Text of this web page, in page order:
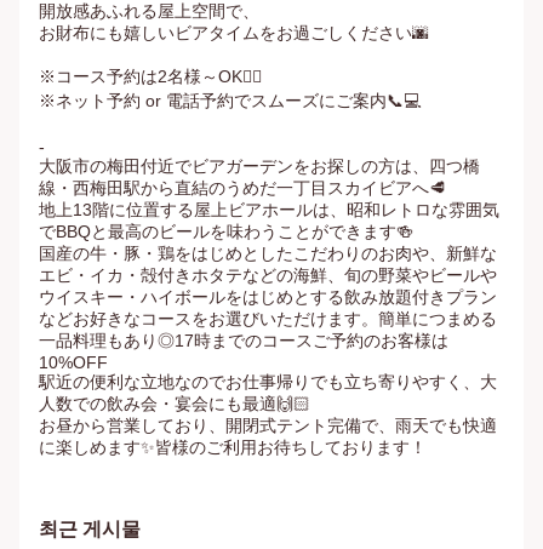
開放感あふれる屋上空間で、
お財布にも嬉しいビアタイムをお過ごしください🌆
※コース予約は2名様～OK🙆‍♀️
※ネット予約 or 電話予約でスムーズにご案内📞💻
-
大阪市の梅田付近でビアガーデンをお探しの方は、四つ橋
線・西梅田駅から直結のうめだ一丁目スカイビアへ🥩
地上13階に位置する屋上ビアホールは、昭和レトロな雰囲気
でBBQと最高のビールを味わうことができます🍻
国産の牛・豚・鶏をはじめとしたこだわりのお肉や、新鮮な
エビ・イカ・殻付きホタテなどの海鮮、旬の野菜やビールや
ウイスキー・ハイボールをはじめとする飲み放題付きプラン
などお好きなコースをお選びいただけます。簡単につまめる
一品料理もあり◎17時までのコースご予約のお客様は
10%OFF
駅近の便利な立地なのでお仕事帰りでも立ち寄りやすく、大
人数での飲み会・宴会にも最適🙌🏻
お昼から営業しており、開閉式テント完備で、雨天でも快適
に楽しめます✨皆様のご利用お待ちしております！
최근 게시물